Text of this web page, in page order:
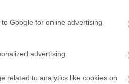
Google for online advertising
advertising.
related to analytics like cookies on